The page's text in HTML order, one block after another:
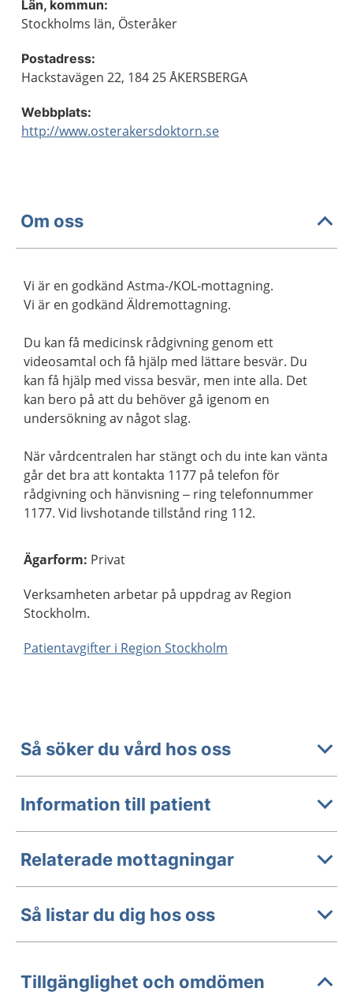
Län, kommun:
Stockholms län, Österåker
Postadress:
Hackstavägen 22, 184 25 ÅKERSBERGA
Webbplats:
http://www.osterakersdoktorn.se
Om oss
Vi är en godkänd Astma-/KOL-mottagning.
Vi är en godkänd Äldremottagning.
Du kan få medicinsk rådgivning genom ett
videosamtal och få hjälp med lättare besvär. Du
kan få hjälp med vissa besvär, men inte alla. Det
kan bero på att du behöver gå igenom en
undersökning av något slag.
När vårdcentralen har stängt och du inte kan vänta
går det bra att kontakta 1177 på telefon för
rådgivning och hänvisning – ring telefonnummer
1177. Vid livshotande tillstånd ring 112.
Ägarform: Privat
Verksamheten arbetar på uppdrag av Region
Stockholm.
Patientavgifter i Region Stockholm
Så söker du vård hos oss
Information till patient
Relaterade mottagningar
Så listar du dig hos oss
Tillgänglighet och omdömen